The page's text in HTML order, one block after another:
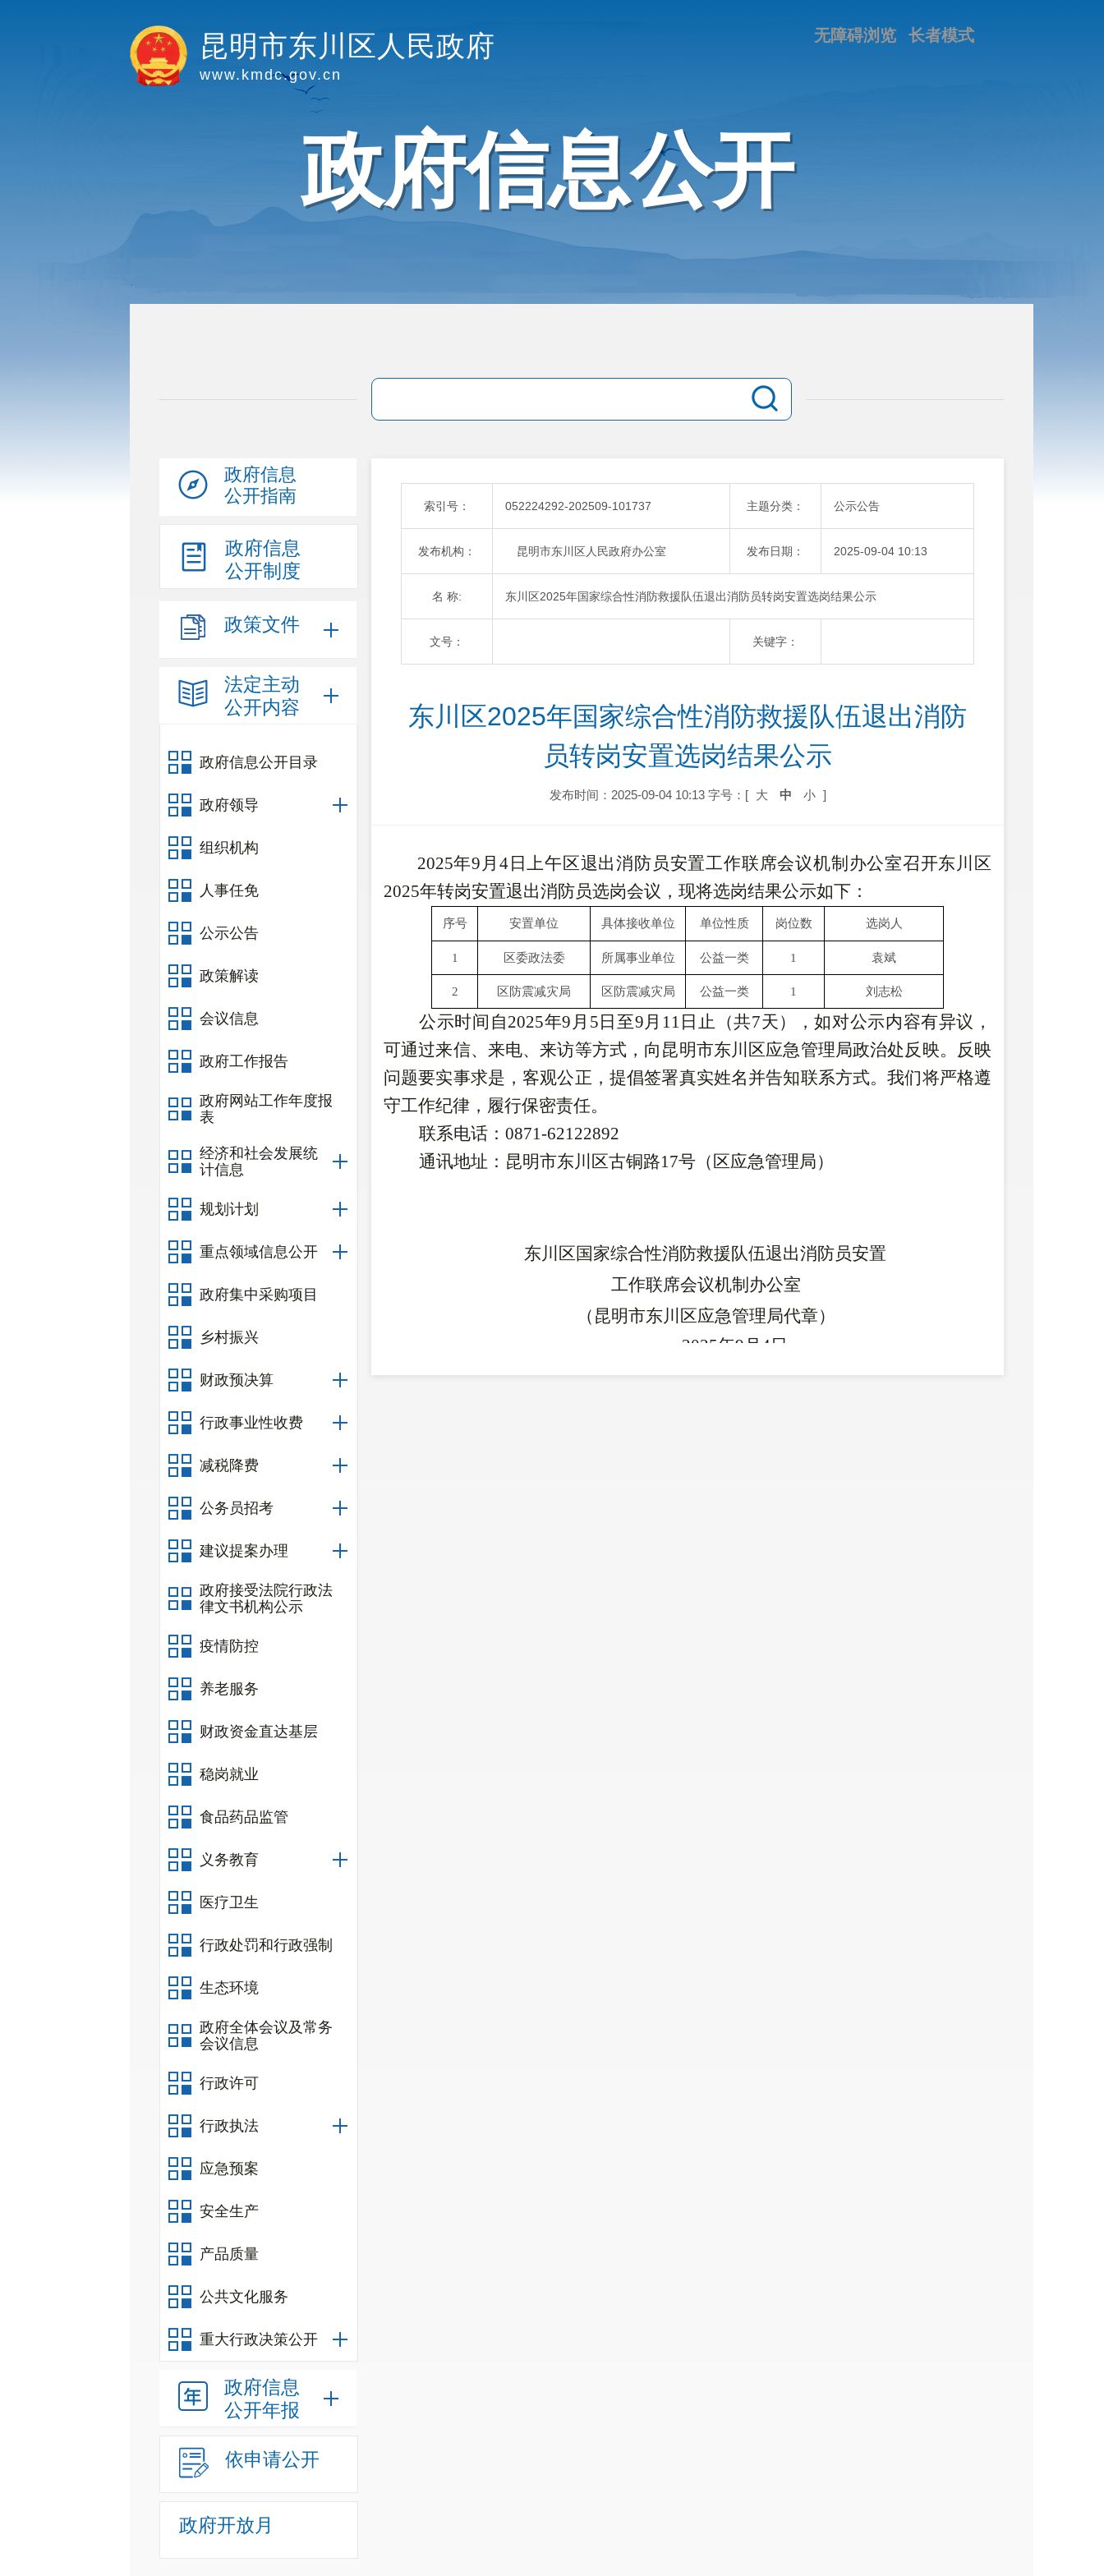
长者模式
无障碍浏览
昆明市东川区人民政府
www.kmdc.gov.cn
政府信息公开
政府信息
公开指南
政府信息
公开制度
政策文件
法定主动
公开内容
政府信息公开目录
政府领导
组织机构
人事任免
公示公告
政策解读
会议信息
政府工作报告
政府网站工作年度报
表
经济和社会发展统
计信息
规划计划
重点领域信息公开
政府集中采购项目
乡村振兴
财政预决算
行政事业性收费
减税降费
公务员招考
建议提案办理
政府接受法院行政法
律文书机构公示
疫情防控
养老服务
财政资金直达基层
稳岗就业
食品药品监管
义务教育
医疗卫生
行政处罚和行政强制
生态环境
政府全体会议及常务
会议信息
行政许可
行政执法
应急预案
安全生产
产品质量
公共文化服务
重大行政决策公开
政府信息
公开年报
依申请公开
政府开放月
索引号： 052224292-202509-101737 主题分类： 公示公告
发布机构： 昆明市东川区人民政府办公室 发布日期： 2025-09-04 10:13
名 称: 东川区2025年国家综合性消防救援队伍退出消防员转岗安置选岗结果公示
文号： 关键字：
东川区2025年国家综合性消防救援队伍退出消防
员转岗安置选岗结果公示
发布时间：2025-09-04 10:13 字号：[ 大 中 小 ]
2025年9 月 4日上午区退出消防员安置工作联席会议机制办公室召开东川区
2025年转岗安置退出消防员选岗会议，现将选岗结果公示如下 ：
序号 安置单位 具体接收单位 单位性质 岗位数 选岗人
1 区委政法委 所属事业单位 公益一类 1 袁斌
2 区防震减灾局 区防震减灾局 公益一类 1 刘志松
公示时间自2025年9 月 5 日至9月 11 日止 （共7天）
，如对公示内容有异议，
可通过来信、来电、来访等方式，向昆明市东川区应急管理局政治处反映。反映
问题要实事求是，客观公正，提倡签署真实姓名并告知联系方式。我们将严格遵
守工作纪律，履行保密责任。
联系电话： 0871-62122892
通讯地址：昆明市东川区古铜路17号（区应急管理局）
东川区国家综合性消防救援队伍退出消防员安置
工作联席会议机制办公室
（昆明市东川区应急管理局代章）
2025年9 月 4 日